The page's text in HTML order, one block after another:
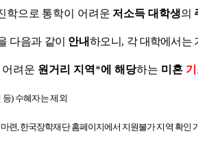
학으로 통학이 어려운 저소득 대학생의
다음과 같이 안내하오니 , 각대학에서는
려운 원거리 지역*에 해당하는 미혼
등) 수혜자는 제외
련,한국장학재단 홈페이지에서 지원불가 지역 확인